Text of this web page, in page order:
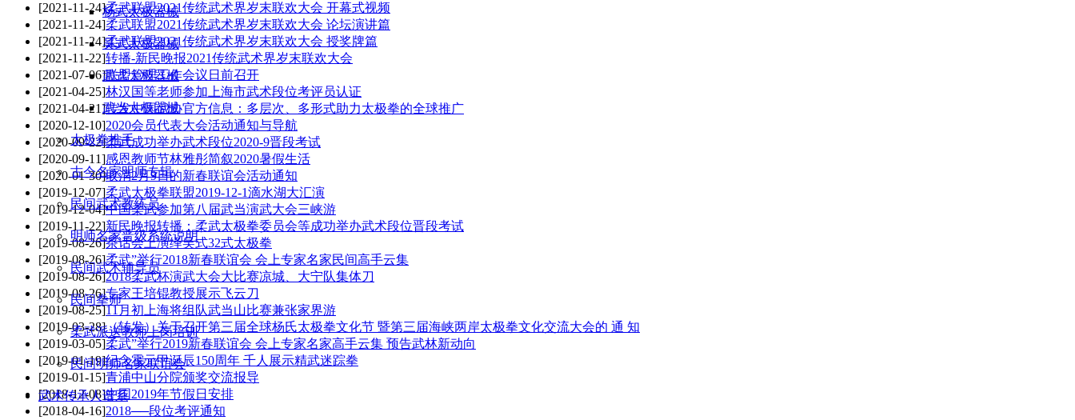
杨式太极器械
吴式太极器械
武式太极器械
武当太极器械
太极拳推手
古今名家明师专辑
民间武术教练员
明师名家晋级系统说明
民间武术辅导员
民间拳师
柔武派送教师上岗培训
民间明师名家联谊会
武术传承人谱系
[2021-11-24]柔武联盟2021传统武术界岁末联欢大会 开幕式视频
[2021-11-24]柔武联盟2021传统武术界岁末联欢大会 论坛演讲篇
[2021-11-24]柔武联盟2021传统武术界岁末联欢大会 授奖牌篇
[2021-11-22]转播-新民晚报2021传统武术界岁末联欢大会
[2021-07-06]联盟管理工作会议日前召开
[2021-04-25]林汉国等老师参加上海市武术段位考评员认证
[2021-04-21]转发中国武协官方信息：多层次、多形式助力太极拳的全球推广
[2020-12-10]2020会员代表大会活动通知与导航
[2020-09-22]柔武成功举办武术段位2020-9晋段考试
[2020-09-11]感恩教师节林雅彤简叙2020暑假生活
[2020-01-30]取消2月9日的新春联谊会活动通知
[2019-12-07]柔武太极拳联盟2019-12-1滴水湖大汇演
[2019-12-04]中国柔武参加第八届武当演武大会三峡游
[2019-11-22]新民晚报转播：柔武太极拳委员会等成功举办武术段位晋段考试
[2019-08-26]茶话会上演绎吴式32式太极拳
[2019-08-26]柔武”举行2018新春联谊会 会上专家名家民间高手云集
[2019-08-26]2018柔武杯演武大会大比赛凉城、大宁队集体刀
[2019-08-26]专家王培锟教授展示飞云刀
[2019-08-25]11月初上海将组队武当山比赛兼张家界游
[2019-03-28]（转发）关于召开第三届全球杨氏太极拳文化节 暨第三届海峡两岸太极拳文化交流大会的 通 知
[2019-03-05]柔武”举行2019新春联谊会 会上专家名家高手云集 预告武林新动向
[2019-01-19]纪念霍元甲诞辰150周年 千人展示精武迷踪拳
[2019-01-15]青浦中山分院颁奖交流报导
[2018-12-08]中国2019年节假日安排
[2018-04-16]2018──段位考评通知